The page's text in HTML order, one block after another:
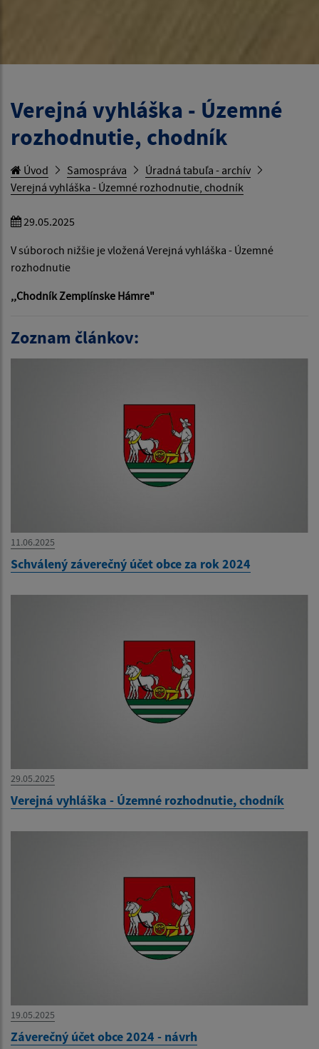
Verejná vyhláška - Územné
rozhodnutie, chodník
Úvod Samospráva
Úradná tabuľa - archív
Verejná vyhláška - Územné rozhodnutie, chodník
29.05.2025
V súboroch nižšie je vložená Verejná vyhláška - Územné
rozhodnutie
,,Chodník Zemplínske Hámre"
Zoznam článkov:
11.06.2025
Schválený záverečný účet obce za rok 2024
29.05.2025
Verejná vyhláška - Územné rozhodnutie, chodník
19.05.2025
Záverečný účet obce 2024 - návrh